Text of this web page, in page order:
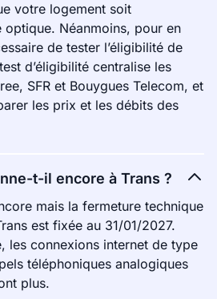
votre logement soit
Néanmoins, pour en
de tester l’éligibilité de
d’éligibilité centralise les
SFR et Bouygues Telecom, et
les prix et les débits des
t-il encore à Trans ?
mais la fermeture technique
est fixée au 31/01/2027.
les connexions internet de type
téléphoniques analogiques
plus.